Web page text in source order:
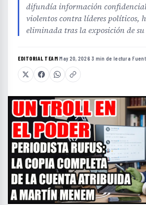
difundía información confidencial
violentos contra líderes políticos,
eliminada tras la exposición de
EDITORIAL TEAM·May 20, 2026·3 min de lectura·